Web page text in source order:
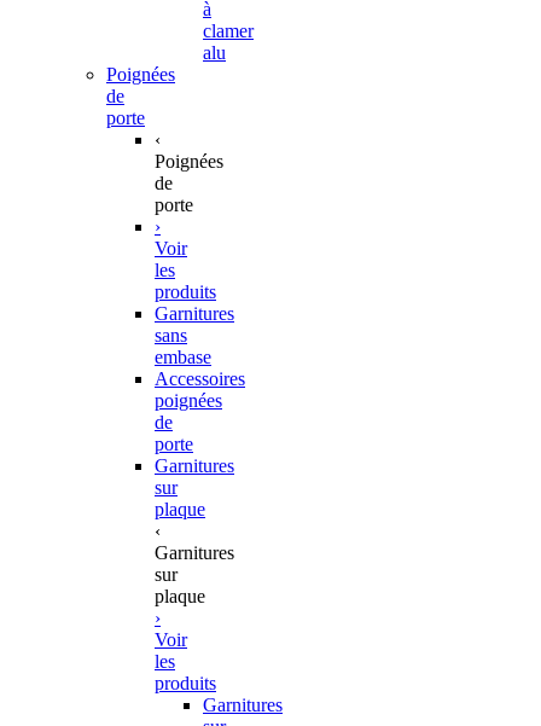
à
clamer
alu
Poignées
de
porte
‹
Poignées
de
porte
›
Voir
les
produits
Garnitures
sans
embase
Accessoires
poignées
de
porte
Garnitures
sur
plaque
‹
Garnitures
sur
plaque
›
Voir
les
produits
Garnitures